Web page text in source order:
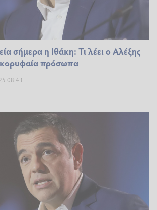
σήμερα η Ιθάκη: Τι λέει ο Αλέξης
κορυφαία πρόσωπα
08:43